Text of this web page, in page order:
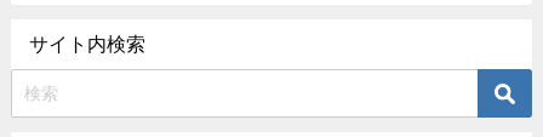
サイト内検索